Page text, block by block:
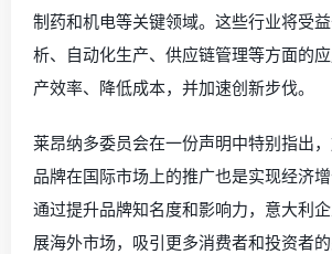
制药和机电等关键领域。这些行业将受
析、自动化生产、供应链管理等方面的
产效率、降低成本，并加速创新步伐。
莱昂纳多委员会在一份声明中特别指出
品牌在国际市场上的推广也是实现经济增
通过提升品牌知名度和影响力，意大利
展海外市场，吸引更多消费者和投资者的